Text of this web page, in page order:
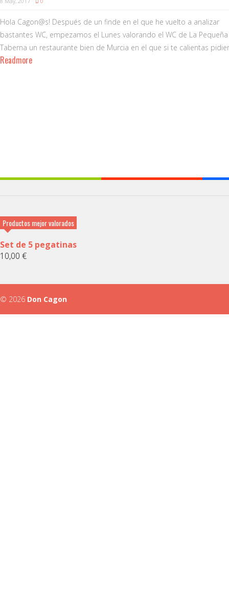
Hola Cagon@s! Después de un finde en el que he vuelto a analizar
bastantes WC, empezamos el Lunes valorando el WC de La Pequeña
Taberna un restaurante bien de Murcia en el que si te calientas
Readmore
Productos mejor valorados
Set de 5 pegatinas
10,00 €
© 2026 Don Cagon